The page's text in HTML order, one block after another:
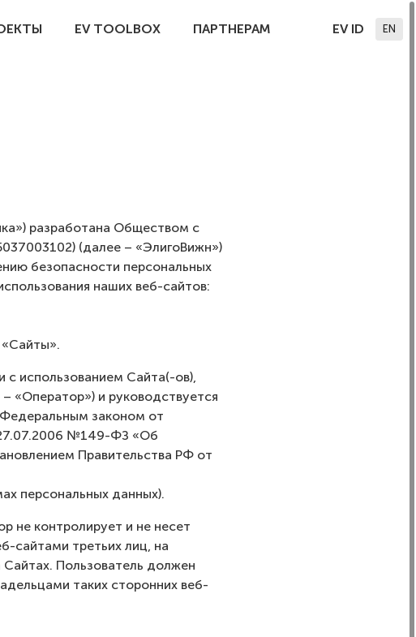
EV TOOLBOX ПАРТНЕРАМ EV ID EN
разработана Обществом с
(далее – «ЭлигоВижн»)
безопасности персональных
наших веб-сайтов:
с использованием Сайта(-ов),
«Оператор») и руководствуется
Федеральным законом от
№149-ФЗ «Об
Правительства РФ от
персональных данных).
не контролирует и не несет
сайтами третьих лиц, на
Пользователь должен
таких сторонних веб-